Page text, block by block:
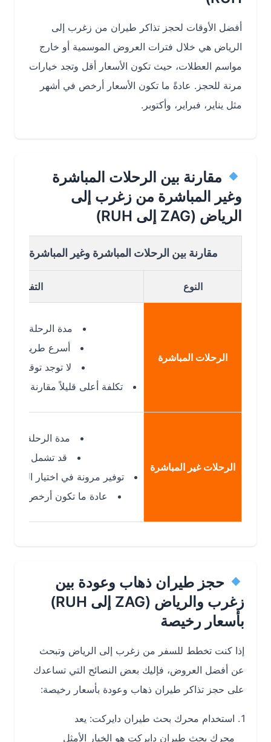
أفضل الأوقات لحجز تذاكر طيران من زغرب إلى
الرياضهي خلال فترات العروض الموسمية أو خارج
مواسم العطلات، حيث تكون الأسعار أقل وتجد خيارات
مرنة للحجز. عادةً ما تكون الأسعار أرخص في أشهر
يناير، فبراير، وأكتوبر.
مقارنة بين الرحلات المباشرة
وغير المباشرة من زغرب إلى
الرياض (ZAG إلى RUH)
مقارنة بين الرحلات المباشرة وغير المباشرة من زغرب
التفاصيل
الرحلات المباشرة
مدة الرحلة: 7 ساعات و 30 دقيقة
أسرع طريقة للوصول
لا توجد توقفات أو
تكلفة أعلى قليلاً مقارنة بالرحلات
الرحلات غير المباشرة
مدة الرحلة: 17 ساعة و 35 دقيقة
قد تشمل توقفات في
توفير مرونة في اختيار الوجهات
عادة ما تكون أرخص من الرحلات
حجز طيران ذهاب وعودة بين
زغرب والرياض (ZAG إلى RUH)
بأسعار رخيصة
إذا كنت تخطط للسفر من زغرب إلى الرياض وتبحث
عن أفضل العروض، فإليك بعض النصائح التي تساعدك
على حجز تذاكر طيران ذهاب وعودة بأسعار رخيصة:
استخدام محرك بحث طيران دايركت: يعد
محرك بحث طيران دايركت هو الخيار الأمثل